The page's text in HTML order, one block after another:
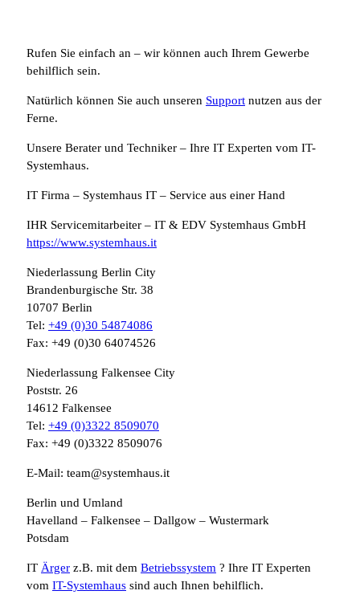
Rufen Sie einfach an – wir können auch Ihrem Gewerbe
behilflich sein.
Natürlich können Sie auch unseren Support nutzen aus der
Ferne.
Unsere Berater und Techniker – Ihre IT Experten vom IT-
Systemhaus.
IT Firma – Systemhaus IT – Service aus einer Hand
IHR Servicemitarbeiter – IT & EDV Systemhaus GmbH
https://www.systemhaus.it
Niederlassung Berlin City
Brandenburgische Str. 38
10707 Berlin
Tel: +49 (0)30 54874086
Fax: +49 (0)30 64074526
Niederlassung Falkensee City
Poststr. 26
14612 Falkensee
Tel: +49 (0)3322 8509070
Fax: +49 (0)3322 8509076
E-Mail: team@systemhaus.it
Berlin und Umland
Havelland – Falkensee – Dallgow – Wustermark
Potsdam
IT Ärger z.B. mit dem Betriebssystem ? Ihre IT Experten
vom IT-Systemhaus sind auch Ihnen behilflich.